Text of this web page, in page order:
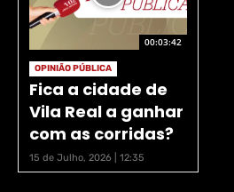
00:03:42
OPINIÃO PÚBLICA
Fica a cidade de
Vila Real a ganhar
com as corridas?
15 de Julho, 2026 | 12:35